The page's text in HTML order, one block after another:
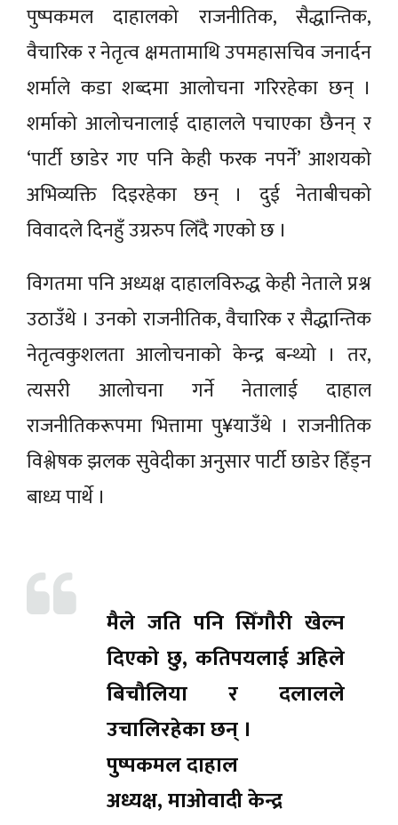
पुष्पकमल दाहालको राजनीतिक, सैद्धान्तिक,
वैचारिक र नेतृत्व क्षमतामाथि उपमहासचिव जनार्दन
शर्माले कडा शब्दमा आलोचना गरिरहेका छन् ।
शर्माको आलोचनालाई दाहालले पचाएका छैनन् र
‘पार्टी छाडेर गए पनि केही फरक नपर्ने’ आशयको
अभिव्यक्ति दिइरहेका छन् । दुई नेताबीचको
विवादले दिनहुँ उग्ररुप लिँदै गएको छ ।
विगतमा पनि अध्यक्ष दाहालविरुद्ध केही नेताले प्रश्न
उठाउँथे । उनको राजनीतिक, वैचारिक र सैद्धान्तिक
नेतृत्वकुशलता आलोचनाको केन्द्र बन्थ्यो । तर,
त्यसरी आलोचना गर्ने नेतालाई दाहाल
राजनीतिकरूपमा भित्तामा पु¥याउँथे । राजनीतिक
विश्लेषक झलक सुवेदीका अनुसार पार्टी छाडेर हिँड्न
बाध्य पार्थे ।
मैले जति पनि सिँगौरी खेल्न
दिएको छु, कतिपयलाई अहिले
बिचौलिया र दलालले
उचालिरहेका छन् ।
पुष्पकमल दाहाल
अध्यक्ष, माओवादी केन्द्र